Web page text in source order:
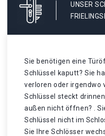
UNSER
Sie benötigen eine
Schlüssel kaputt? Sie
verloren oder irgendwo
Schlüssel steckt
außen nicht öffnen? .
Schlüssel nicht im
Sie Ihre Schlösser